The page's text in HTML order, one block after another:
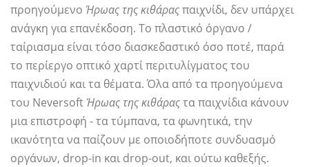
προηγούμενο Ήρωας της κιθάραςπαιχνίδι, δεν υπάρχει
ανάγκη για επανέκδοση. Το πλαστικό όργανο /
ταίριασμα είναι τόσο διασκεδαστικό όσο ποτέ, παρά
το περίεργο οπτικό χαρτί περιτυλίγματος του
παιχνιδιού και τα θέματα. Όλα από τα προηγούμενα
του NeversoftΉρωας της κιθάραςτα παιχνίδια κάνουν
μια επιστροφή - τα τύμπανα, τα φωνητικά, την
ικανότητα να παίζουν με οποιοδήποτε συνδυασμό
οργάνων, drop-in και drop-out, και ούτω καθεξής.